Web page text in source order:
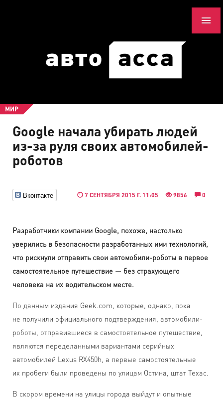
МИР
Google начала убирать людей
из-за руля своих автомобилей-
роботов
Вконтакте 7 СЕНТЯБРЯ 2015 Г. 11:05 9856 0
Разработчики компании Google, похоже, настолько
уверились в безопасности разработанных ими технологий,
что рискнули отправить свои автомобили-роботы в первое
самостоятельное путешествие — без страхующего
человека на их водительском месте.
По данным издания Geek.com, которые, однако, пока
не получили официального подтверждения, автомобили-
роботы, отправившиеся в самостоятельное путешествие,
являются переделанными вариантами серийных
автомобилей Lexus RX450h, а первые самостоятельные
их пробеги были проведены по улицам Остина, штат Техас.
В скором времени на улицы города выйдут и опытные